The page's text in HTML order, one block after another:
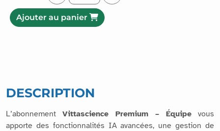
Ajouter au panier
DESCRIPTION
L’abonnement Vittascience Premium – Équipe vous
apporte des fonctionnalités IA avancées, une gestion de